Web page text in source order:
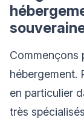
Commençons
hébergement.
en particulier
très